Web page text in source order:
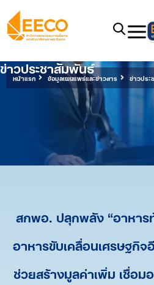
หน้าแรก ข้อมูลเผยแพร่และข่าวสาร ข่าวปร
ข่าวประชาสัมพันธ์
สกพอ. ปลุกพลัง “อาหา
อาหารขับเคลื่อนเศรษฐกิ
ช่วยสร้างมูลค่าเพิ่ม เชื่อ